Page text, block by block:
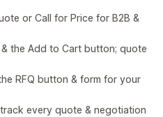
or Call for Price for B2B &
the Add to Cart button; quote
RFQ button & form for your
every quote & negotiation